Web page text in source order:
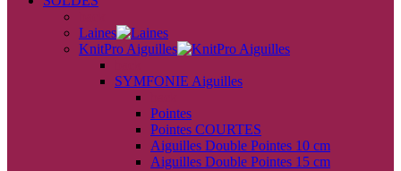
Laines
KnitPro Aiguilles
SYMFONIE Aiguilles
Pointes
Pointes COURTES
Aiguilles Double Pointes 10 cm
Aiguilles Double Pointes 15 cm